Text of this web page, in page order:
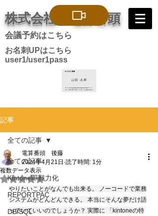
株式会社 電算番頭
会議予約はこちら
お名刺UPはこちら
user1/user1pass
記事
全ての記事
Kintone即戦力化
REPORTPAC
DB/SQL
全ての記事
複数データ表示
電算番頭 後藤
2024年4月21日 読了時間: 1分
5つ星のうちNaNと評価されています。
やりたいことがなんでも出来る。 ノーコードで業務
システムがどんどんできる。 本当にそんな夢だけ語
っていていいのでしょうか？ 実際に 「kintoneの特